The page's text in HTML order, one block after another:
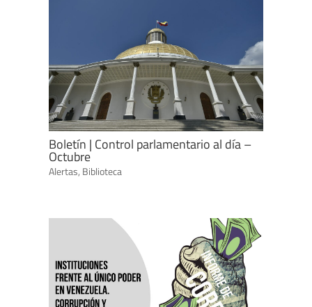
Boletín | Control parlamentario al día –
Octubre
Alertas, Biblioteca